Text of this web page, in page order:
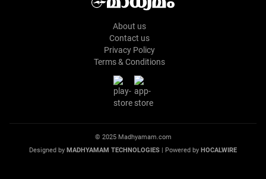
About us
Contact us
Privacy Policy
Terms & Conditions
© 2025 Madhyamam.com
Designed by MADHYAMAM TECHNOLOGIES | Powered by HOCALWIRE